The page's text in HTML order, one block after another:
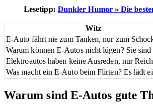
Lesetipp: Dunkler Humor » Die
Witz
E-Auto fährt nie zum Tanken, nur zum
Warum können E-Autos nicht lügen? Sie sind
Elektroautos haben keine Ausreden, nur
Was macht ein E-Auto beim Flirten? Es lädt
Warum sind E-Autos gute